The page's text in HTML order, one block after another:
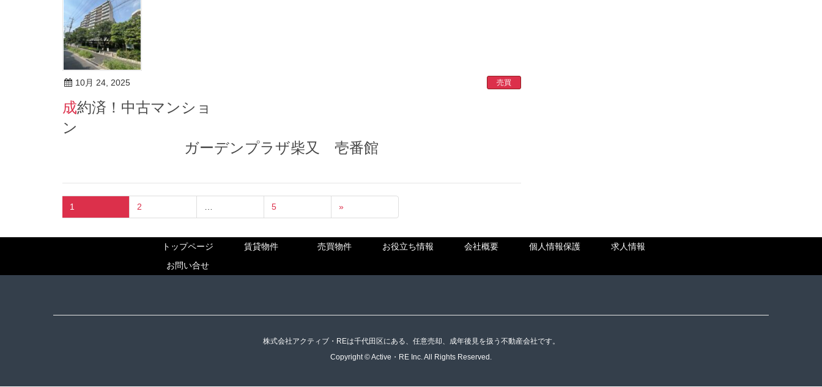
10月 24, 2025 売買
成約済！中古マンショ
ン
ガーデンプラザ柴又 壱番館
1 2 5 »
トップページ 賃貸物件 売買物件 お役立ち情報 会社概要 個人情報保護
求人情報
お問い合せ
株式会社アクティブ・REは千代田区にある、任意売却、成年後見を扱う不動産会社です。
Copyright © Active・RE Inc. All Rights Reserved.